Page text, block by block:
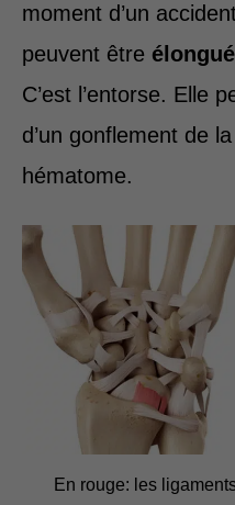
moment d’un
peuvent être
C’est l’entorse. Elle
d’un gonflement de
hématome.
En rouge: les